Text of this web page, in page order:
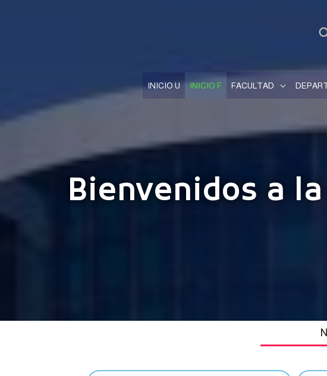
INICIO U INICIO F FACULTAD
Bienvenidos a